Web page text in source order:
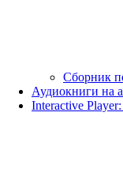
Сборник
Аудиокниги на
Interactive